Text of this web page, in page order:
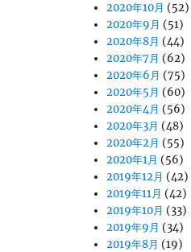
2020年10月 (52)
2020年9月 (51)
2020年8月 (44)
2020年7月 (62)
2020年6月 (75)
2020年5月 (60)
2020年4月 (56)
2020年3月 (48)
2020年2月 (55)
2020年1月 (56)
2019年12月 (42)
2019年11月 (42)
2019年10月 (33)
2019年9月 (34)
2019年8月 (19)